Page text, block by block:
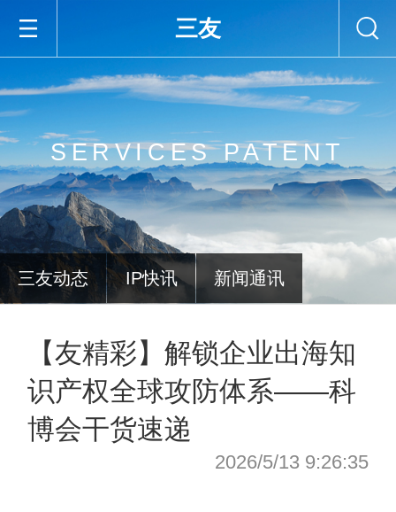
三友
SERVICES PATENT
三友动态 IP快讯 新闻通讯
【友精彩】解锁企业出海知
识产权全球攻防体系——科
博会干货速递
2026/5/13 9:26:35